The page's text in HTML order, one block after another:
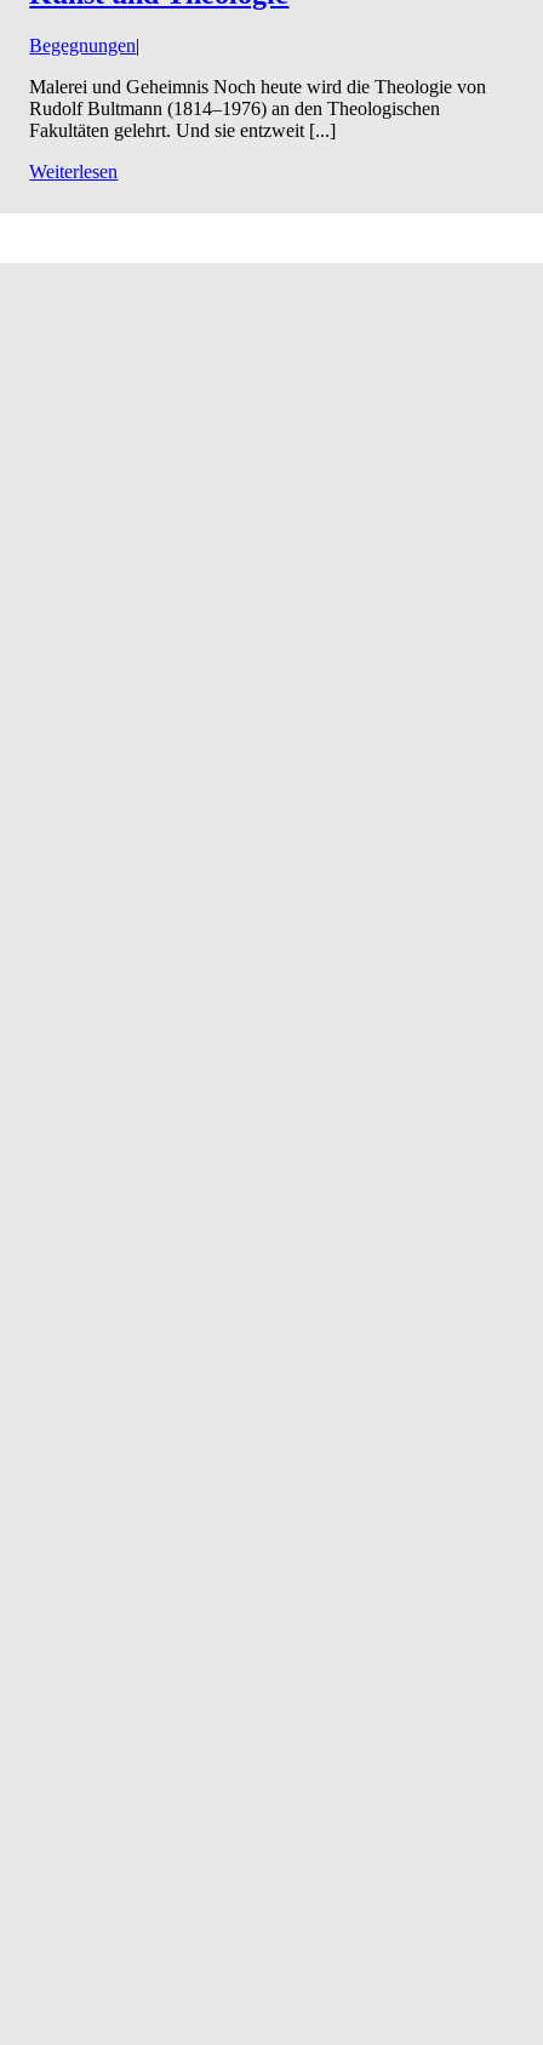
Begegnungen|
Malerei und Geheimnis Noch heute wird die Theologie von
Rudolf Bultmann (1814–1976) an den Theologischen
Fakultäten gelehrt. Und sie entzweit [...]
Weiterlesen